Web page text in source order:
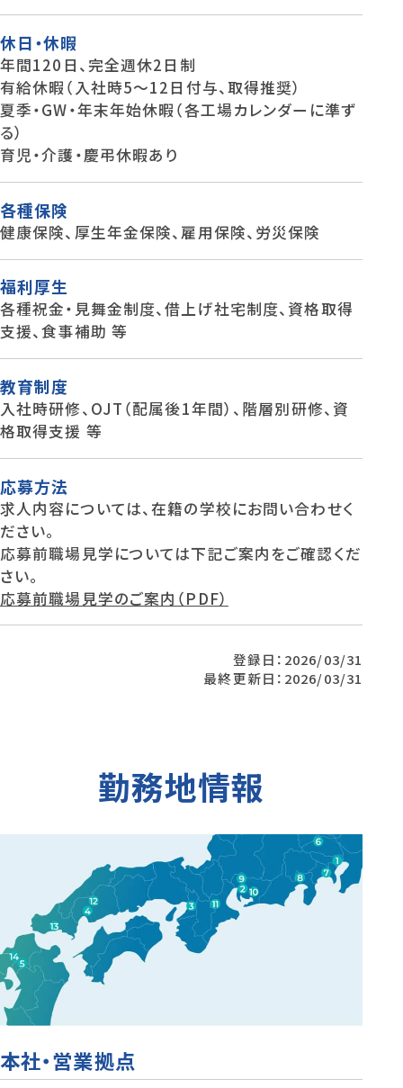
休日・休暇
年間120日、完全週休2日制
有給休暇（入社時5〜12日付与、取得推奨）
夏季・GW・年末年始休暇（各工場カレンダーに準ず
る）
育児・介護・慶弔休暇あり
各種保険
健康保険、厚生年金保険、雇用保険、労災保険
福利厚生
各種祝金・見舞金制度、借上げ社宅制度、資格取得
支援、食事補助 等
教育制度
入社時研修、OJT（配属後1年間）、階層別研修、資
格取得支援 等
応募方法
求人内容については、在籍の学校にお問い合わせく
ださい。
応募前職場見学については下記ご案内をご確認くだ
さい。
応募前職場見学のご案内（PDF）
登録日：2026/03/31
最終更新日：2026/03/31
勤務地情報
本社・営業拠点